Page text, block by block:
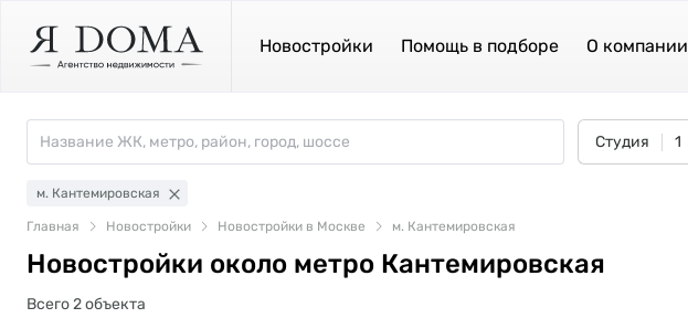
Новостройки Помощь в подборе О компании
Студия 1
м. Кантемировская
Главная Новостройки Новостройки в Москве м. Кантемировская
Новостройки около метро Кантемировская
Всего 2 объекта